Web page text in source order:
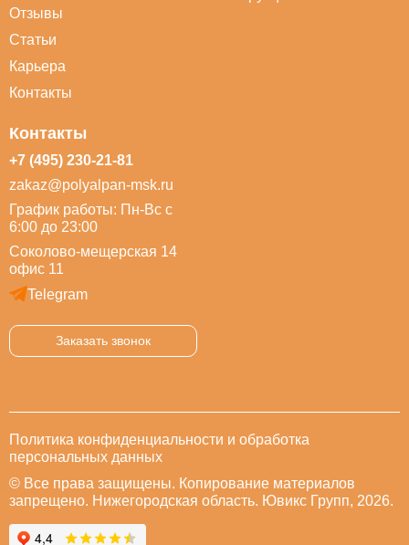
Отзывы
Статьи
Карьера
Контакты
Контакты
+7 (495) 230-21-81
zakaz@polyalpan-msk.ru
График работы: Пн-Вс с
6:00 до 23:00
Соколово-мещерская 14
офис 11
Telegram
Заказать звонок
Политика конфиденциальности и обработка
персональных данных
© Все права защищены. Копирование материалов
запрещено. Нижегородская область. Ювикс Групп, 2026.